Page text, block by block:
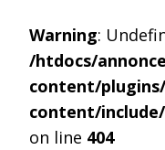
Warning:
/htdocs/
content/
content/
on line 404